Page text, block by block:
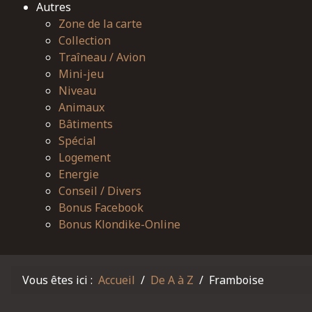
Autres
Zone de la carte
Collection
Traîneau / Avion
Mini-jeu
Niveau
Animaux
Bâtiments
Spécial
Logement
Energie
Conseil / Divers
Bonus Facebook
Bonus Klondike-Online
Vous êtes ici : Accueil De A à Z Framboise